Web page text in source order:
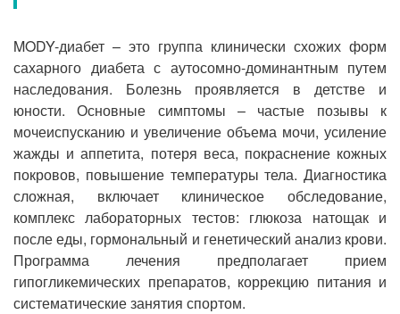
MODY-диабет – это группа клинически схожих форм
сахарного диабета с аутосомно-доминантным путем
наследования. Болезнь проявляется в детстве и
юности. Основные симптомы – частые позывы к
мочеиспусканию и увеличение объема мочи, усиление
жажды и аппетита, потеря веса, покраснение кожных
покровов, повышение температуры тела. Диагностика
сложная, включает клиническое обследование,
комплекс лабораторных тестов: глюкоза натощак и
после еды, гормональный и генетический анализ крови.
Программа лечения предполагает прием
гипогликемических препаратов, коррекцию питания и
систематические занятия спортом.